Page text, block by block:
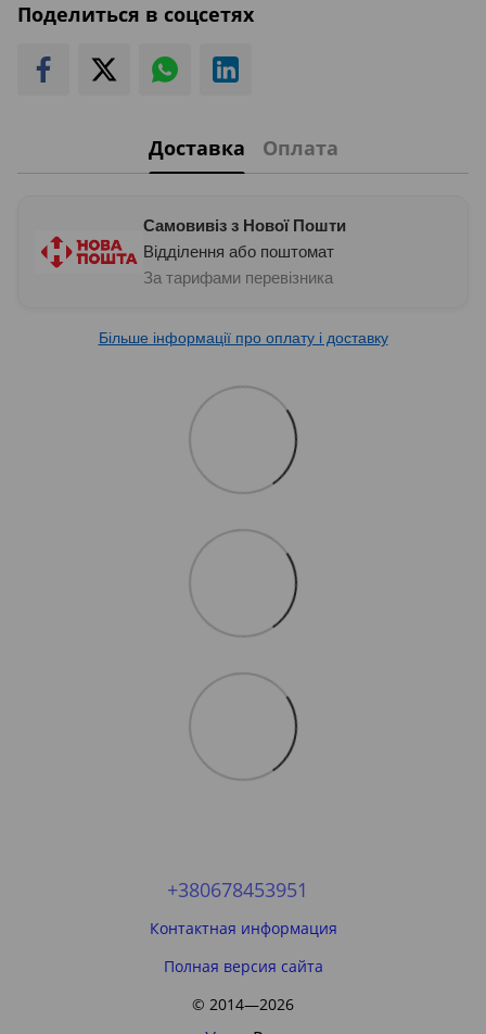
Поделиться в соцсетях
Доставка Оплата
Самовивіз з Нової Пошти
Відділення або поштомат
За тарифами перевізника
Більше інформації про оплату і доставку
+380678453951
Контактная информация
Полная версия сайта
© 2014—2026